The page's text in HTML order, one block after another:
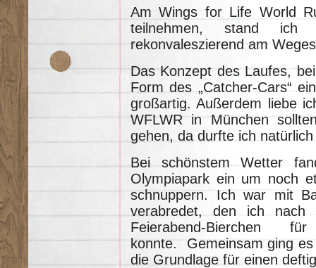
Am Wings for Life World
teilnehmen, stand
rekonvaleszierend am
Das Konzept des Laufes,
Form des „Catcher-Cars“
großartig. Außerdem liebe
WFLWR in München
gehen, da durfte ich
Bei schönstem Wetter
Olympiapark ein um noch
schnuppern. Ich war mit
verabredet, den ich
Feierabend-Bierchen
konnte. Gemeinsam ging
die Grundlage für einen